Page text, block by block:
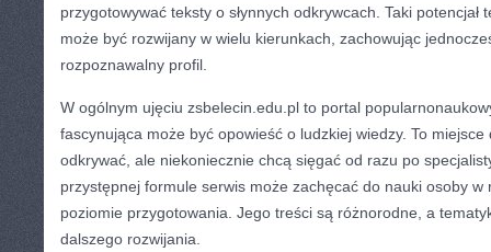
przygotowywać teksty o słynnych odkrywcach. Taki
może być rozwijany w wielu kierunkach, zachowując
rozpoznawalny profil.
W ogólnym ujęciu zsbelecin.edu.pl to portal
fascynująca może być opowieść o ludzkiej wiedzy. To
odkrywać, ale niekoniecznie chcą sięgać od razu po
przystępnej formule serwis może zachęcać do nauki osoby w
poziomie przygotowania. Jego treści są różnorodne, a
dalszego rozwijania.